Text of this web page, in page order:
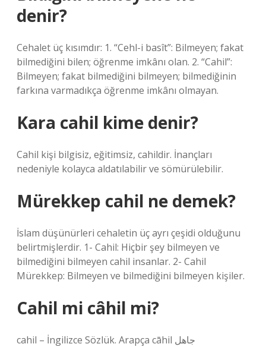
denir?
Cehalet üç kısımdır: 1. “Cehl-i basît”: Bilmeyen; fakat
bilmediğini bilen; öğrenme imkânı olan. 2. “Cahil”:
Bilmeyen; fakat bilmediğini bilmeyen; bilmediğinin
farkına varmadıkça öğrenme imkânı olmayan.
Kara cahil kime denir?
Cahil kişi bilgisiz, eğitimsiz, cahildir. İnançları
nedeniyle kolayca aldatılabilir ve sömürülebilir.
Mürekkep cahil ne demek?
İslam düşünürleri cehaletin üç ayrı çeşidi olduğunu
belirtmişlerdir. 1- Cahil: Hiçbir şey bilmeyen ve
bilmediğini bilmeyen cahil insanlar. 2- Cahil
Mürekkep: Bilmeyen ve bilmediğini bilmeyen kişiler.
Cahil mi câhil mi?
cahil – İngilizce Sözlük. Arapça cāhil جاهل